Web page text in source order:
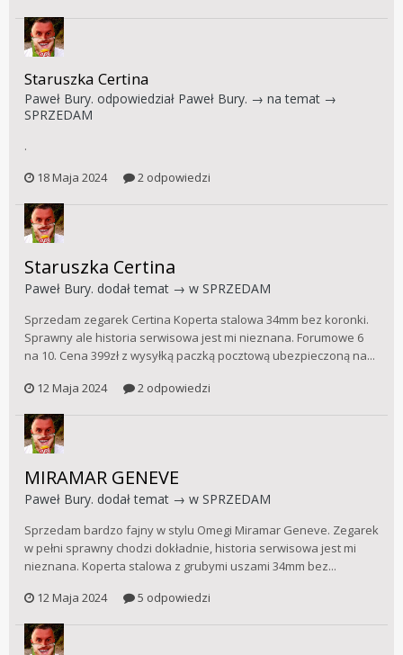
Staruszka Certina
Paweł Bury. odpowiedział Paweł Bury. → na temat →
SPRZEDAM
.
18 Maja 2024
2 odpowiedzi
Staruszka Certina
Paweł Bury. dodał temat → w SPRZEDAM
Sprzedam zegarek Certina Koperta stalowa 34mm bez koronki.
Sprawny ale historia serwisowa jest mi nieznana. Forumowe 6
na 10. Cena 399zł z wysyłką paczką pocztową ubezpieczoną na...
12 Maja 2024
2 odpowiedzi
MIRAMAR GENEVE
Paweł Bury. dodał temat → w SPRZEDAM
Sprzedam bardzo fajny w stylu Omegi Miramar Geneve. Zegarek
w pełni sprawny chodzi dokładnie, historia serwisowa jest mi
nieznana. Koperta stalowa z grubymi uszami 34mm bez...
12 Maja 2024
5 odpowiedzi